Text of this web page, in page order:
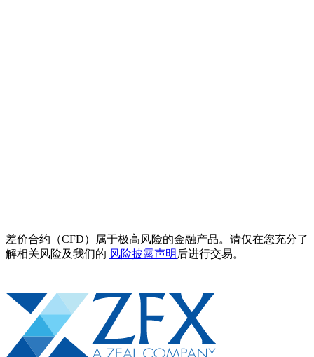
差价合约（CFD）属于极高风险的金融产品。请仅在您充分了
解相关风险及我们的 风险披露声明 后进行交易。